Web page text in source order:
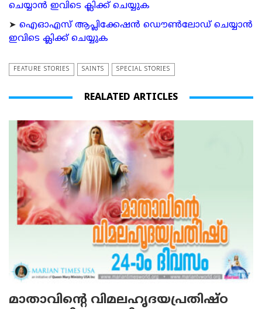
ചെയ്യാന്‍ ഇവിടെ ക്ലിക്ക് ചെയ്യുക
➤ ഐഓഎസ് ആപ്ലിക്കേഷന്‍ ഡൌണ്‍ലോഡ് ചെയ്യാന്‍
ഇവിടെ ക്ലിക്ക് ചെയ്യുക
FEATURE STORIES SAINTS SPECIAL STORIES
REALATED ARTICLES
മാതാവിന്റെ വിമലഹൃദയപ്രതിഷ്ഠ